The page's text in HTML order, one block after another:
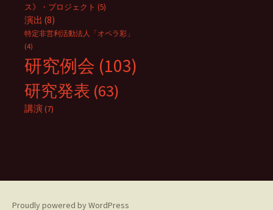
ス》・プロジェクト (5)
演出 (8)
特定非営利活動法人「オペラ彩」
(4)
研究例会 (103)
研究発表 (63)
講演(7)
Proudly powered by WordPress